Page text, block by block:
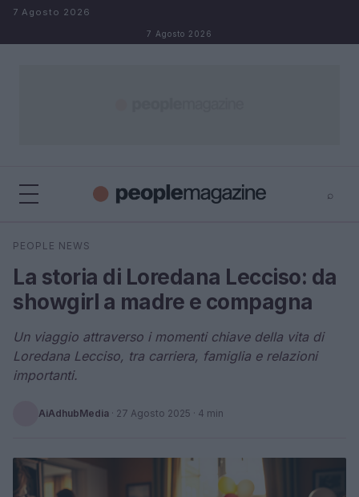
Salta al contenuto
7 Agosto 2026
7 Agosto 2026
⌕
Cerca
PEOPLE NEWS
La storia di Loredana Lecciso: da
showgirl a madre e compagna
Un viaggio attraverso i momenti chiave della vita di
Loredana Lecciso, tra carriera, famiglia e relazioni
importanti.
AiAdhubMedia · 27 Agosto 2025 · 4 min